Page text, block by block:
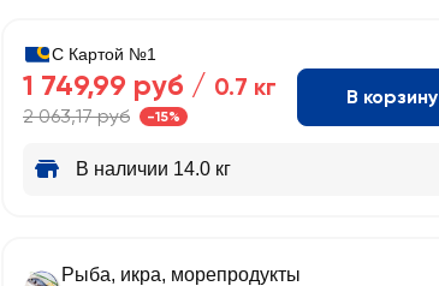
С Картой №1
1 749,99 руб / 0.7 кг
2 063,17 руб -15%
В корзину
В наличии 14.0 кг
Рыба, икра, морепродукты